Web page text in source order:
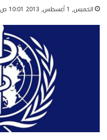
الخميس, 1 أغسطس, 2013 10:01 ص